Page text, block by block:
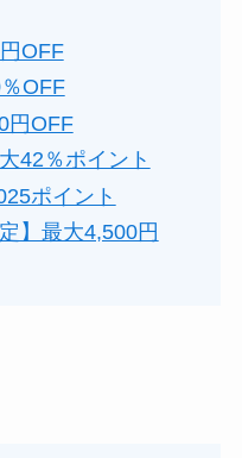
OFF
OFF
円OFF
42％ポイント
ポイント
】最大4,500円